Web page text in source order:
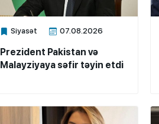
Siyasət 07.08.2026
Xalq.Online
Prezident Pakistan və
Malayziyaya səfir təyin etdi